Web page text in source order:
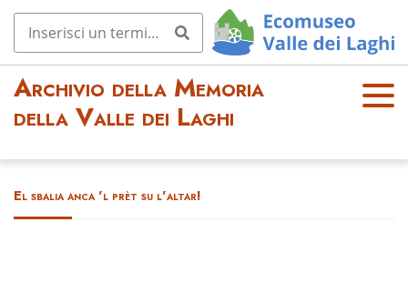
Archivio della Memoria
della Valle dei Laghi
OPE
El sbalia anca 'l prèt su l'altar!